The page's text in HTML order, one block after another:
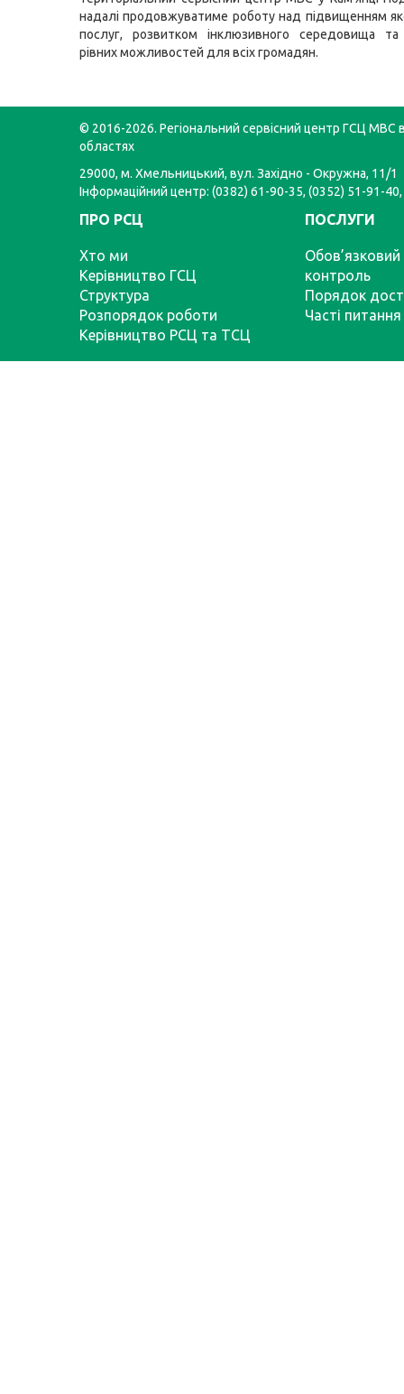
надалі продовжуватиме роботу над підвищенням
послуг, розвитком інклюзивного середовища та
рівних можливостей для всіх громадян.
© 2016-2026. Регіональний сервісний центр ГСЦ МВС
областях
29000, м. Хмельницький, вул. Західно - Окружна, 11/1
Інформаційний центр: (0382) 61-90-35, (0352) 51-91-
ПРО РСЦ
Хто ми
Керівництво ГСЦ
Структура
Розпорядок роботи
Керівництво РСЦ та ТСЦ
ПОСЛУГИ
Обов’язковий
контроль
Порядок
Часті питання